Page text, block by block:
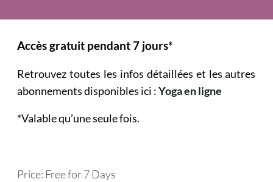
Accès gratuit pendant 7 jours*
Retrouvez toutes les infos détaillées et les autres
abonnements disponibles ici :Yoga en ligne
*Valable qu’une seule fois.
Price: Free for 7 Days